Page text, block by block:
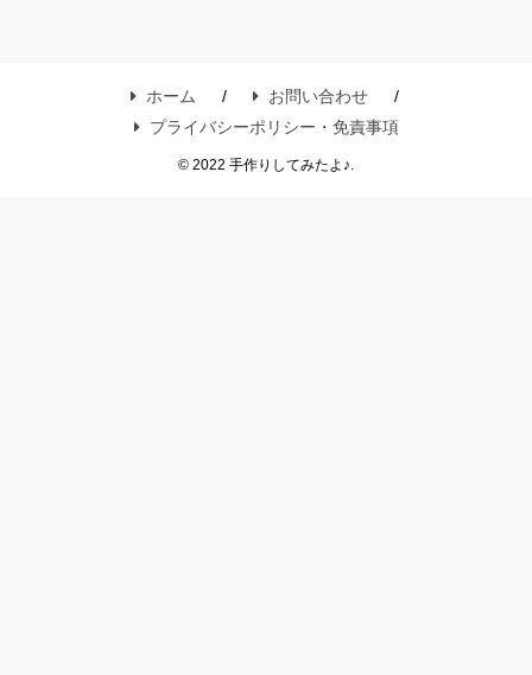
ホーム
お問い合わせ
プライバシーポリシー・免責事項
© 2022 手作りしてみたよ♪.